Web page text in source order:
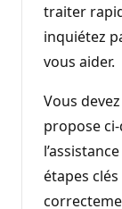
traiter
inquiétez
vous aider.
Vous
propose
étapes